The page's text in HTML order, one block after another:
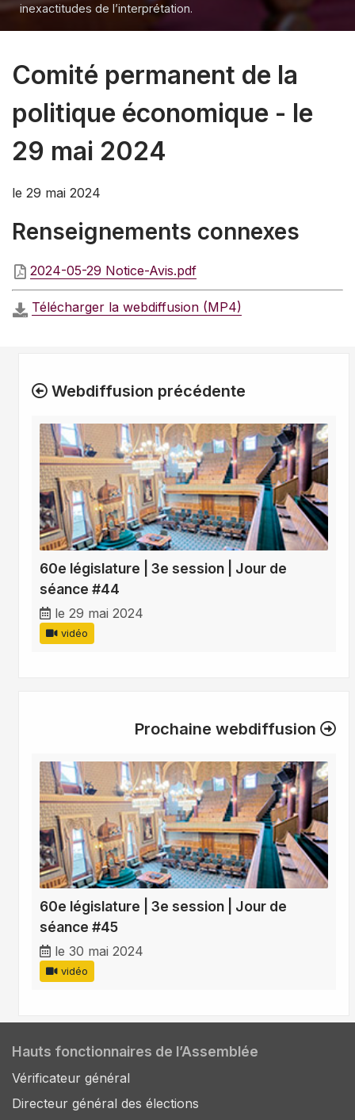
inexactitudes de l’interprétation.
Comité permanent de la
politique économique - le
29 mai 2024
le 29 mai 2024
Renseignements connexes
2024-05-29 Notice-Avis.pdf
Télécharger la webdiffusion (MP4)
Webdiffusion précédente
60e législature | 3e session | Jour de
séance #44
le 29 mai 2024
vidéo
Prochaine webdiffusion
60e législature | 3e session | Jour de
séance #45
le 30 mai 2024
vidéo
Hauts fonctionnaires de l’Assemblée
Vérificateur général
Directeur général des élections